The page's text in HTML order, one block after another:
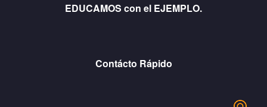
EDUCAMOS con el EJEMPLO.
Contácto Rápido